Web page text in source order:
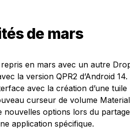
de mars
en mars avec un autre
la version QPR2 d’Android
avec la création d’une
curseur de volume
options lors du partage
application spécifique.